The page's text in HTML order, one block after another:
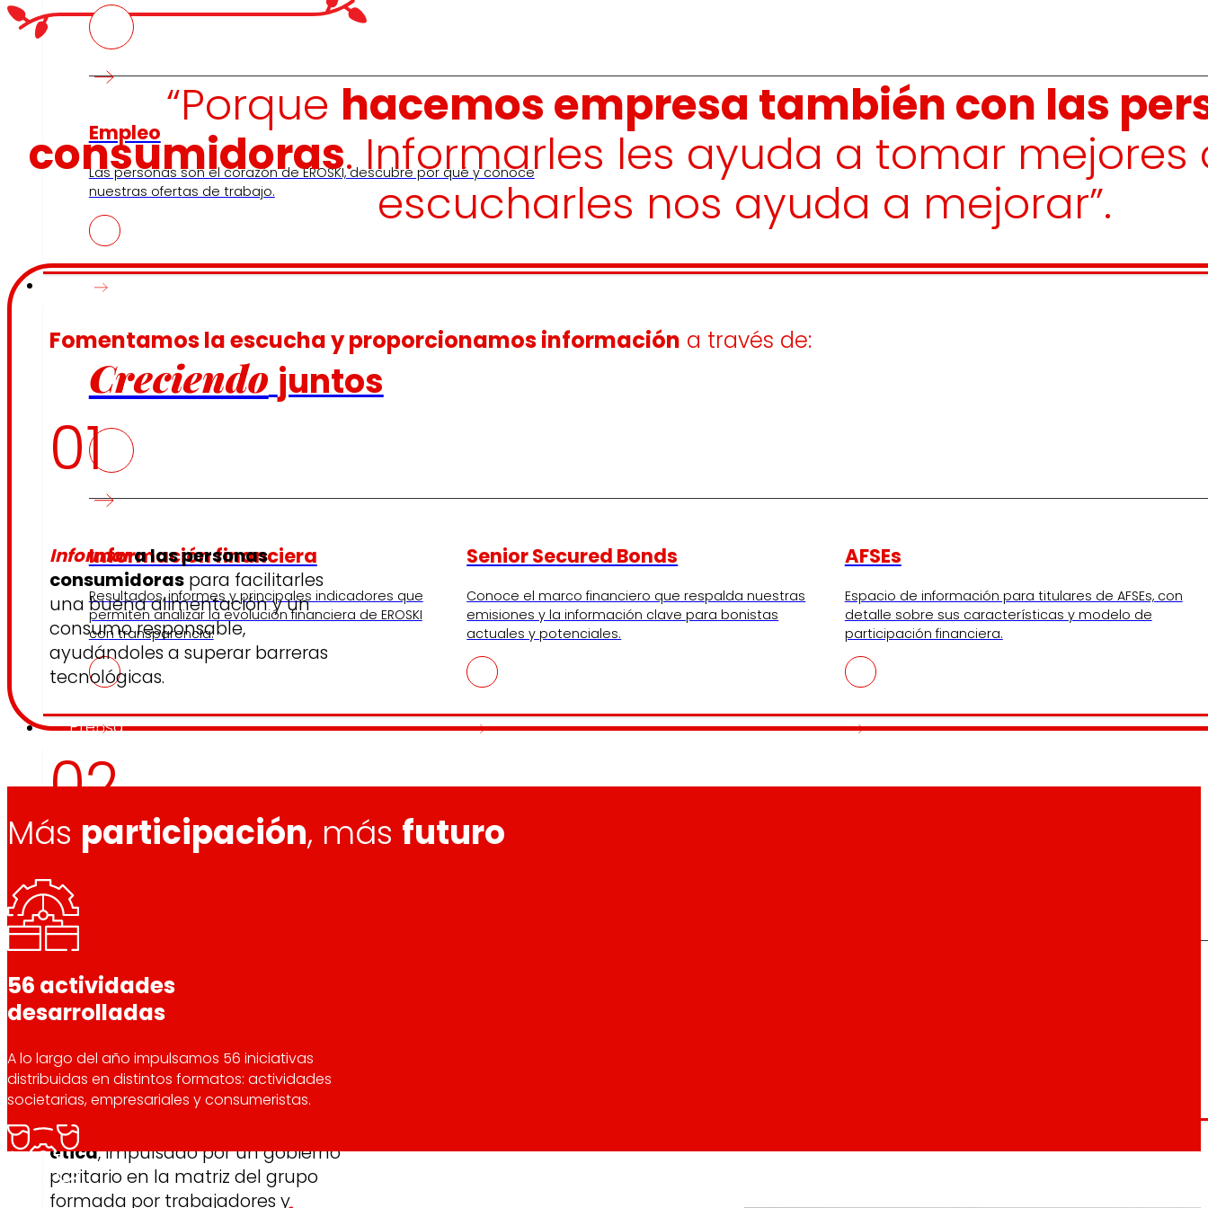
Empleo
Las personas son el corazón de EROSKI, descubre por qué y conoce
nuestras ofertas de trabajo.
Inversores
Creciendo juntos
Información financiera
Resultados, informes y principales indicadores que
permiten analizar la evolución financiera de EROSKI
con transparencia.
Senior Secured Bonds
Conoce el marco financiero que respalda nuestras
emisiones y la información clave para bonistas
actuales y potenciales.
AFSEs
Espacio de información para titulares de AFSEs, con
detalle sobre sus características y modelo de
participación financiera.
Prensa
Aldía
Prensa
Innovación
“Porque hacemos empresa también con las
consumidoras. Informarles les ayuda a tomar mejores
escucharles nos ayuda a mejorar”.
Fomentamos la escucha y proporcionamos información a través de:
01
Informara las personas
consumidoraspara facilitarles
una buena alimentación y un
consumo responsable,
ayudándoles a superar barreras
tecnológicas.
02
Mantener
para conocer sus necesidades
03
Actuar
ética, impulsado por un gobierno
paritario en la matriz del grupo
formada por trabajadores y
Más participación, más futuro
56 actividades
desarrolladas
A lo largo del año impulsamos 56 iniciativas
distribuidas en distintos formatos: actividades
societarias, empresariales y consumeristas.